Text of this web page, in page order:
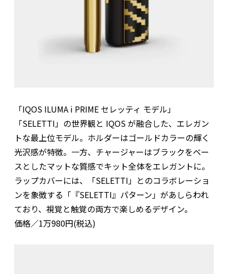
「IQOS ILUMA i PRIME セレッティ モデル」
「SELETTI」の世界観と IQOS が融合した、エレガン
トな最上位モデル。ホルダーはゴールドカラーの輝く
光沢感が特徴。一方、チャージャーはブラックをベー
スとしたマットな質感でキット全体をエレガントに。
ラップカバーには、「SELETTI」とのコラボレーショ
ンを象徴する「『SELETTI』パターン」があしらわれ
ており、視覚と触覚の両方で楽しめるデザイン。
価格／1万980円(税込)